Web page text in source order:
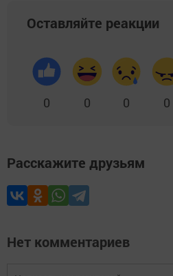
Оставляйте реакции
0 0 0 0
Расскажите друзьям
Нет комментариев